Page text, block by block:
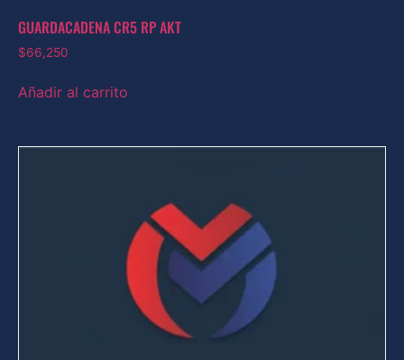
GUARDACADENA CR5 RP AKT
$66,250
Añadir al carrito